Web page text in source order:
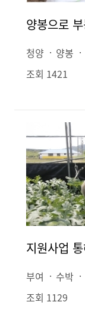
청양 양봉
조회 1421
부여 수박
조회 1129